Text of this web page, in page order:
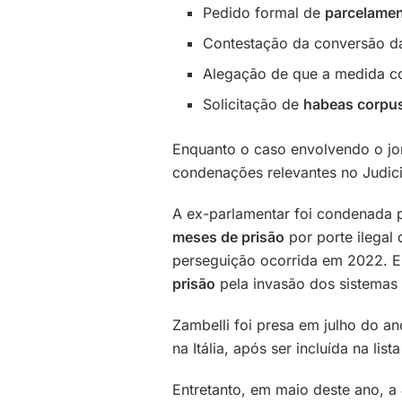
Pedido formal de
Contestação da conversão
Alegação de que a medida
Solicitação de habeas
Enquanto o caso envolvendo o
condenações relevantes no
A ex-parlamentar foi condenada
meses de prisão por porte ilegal
perseguição ocorrida em 2022.
prisão pela invasão dos
Zambelli foi presa em julho do
na Itália, após ser incluída na
Entretanto, em maio deste ano, a